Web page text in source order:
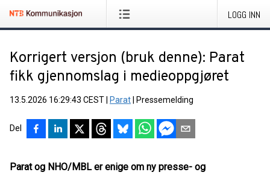
LOGG INN
Korrigert versjon (bruk denne): Parat
fikk gjennomslag i medieoppgjøret
13.5.2026 16:29:43 CEST Parat Pressemelding
Del
Parat og NHO/MBL er enige om ny presse- og